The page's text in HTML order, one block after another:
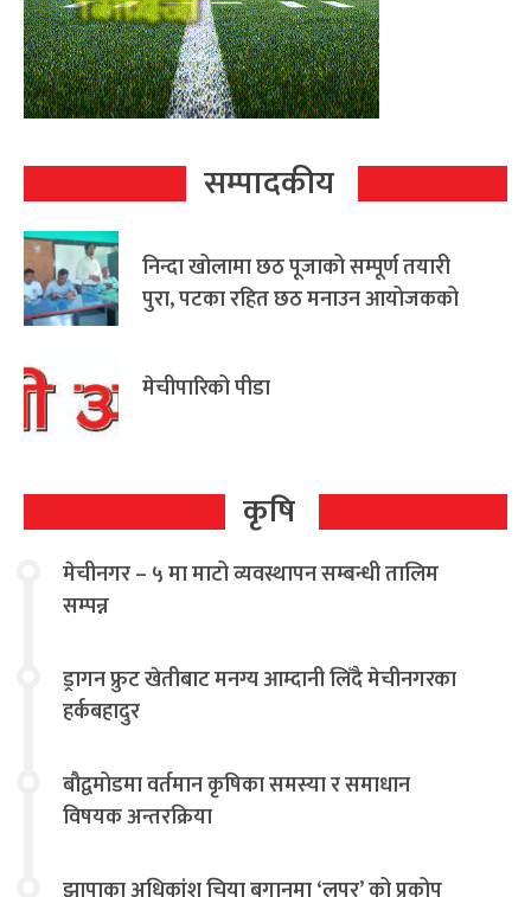
सम्पादकीय
निन्दा खोलामा छठ पूजाको सम्पूर्ण तयारी
पुरा, पटका रहित छठ मनाउन आयोजकको
मेचीपारिको पीडा
कृषि
मेचीनगर – ५ मा माटो व्यवस्थापन सम्बन्धी तालिम
सम्पन्न
ड्रागन फ्रुट खेतीबाट मनग्य आम्दानी लिँदै मेचीनगरका
हर्कबहादुर
बौद्वमोडमा वर्तमान कृषिका समस्या र समाधान
विषयक अन्तरक्रिया